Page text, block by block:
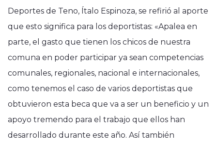
Deportes de Teno, Ítalo Espinoza, se refirió al aporte
que esto significa para los deportistas: «Apalea en
parte, el gasto que tienen los chicos de nuestra
comuna en poder participar ya sean competencias
comunales, regionales, nacional e internacionales,
como tenemos el caso de varios deportistas que
obtuvieron esta beca que va a ser un beneficio y un
apoyo tremendo para el trabajo que ellos han
desarrollado durante este año. Así también